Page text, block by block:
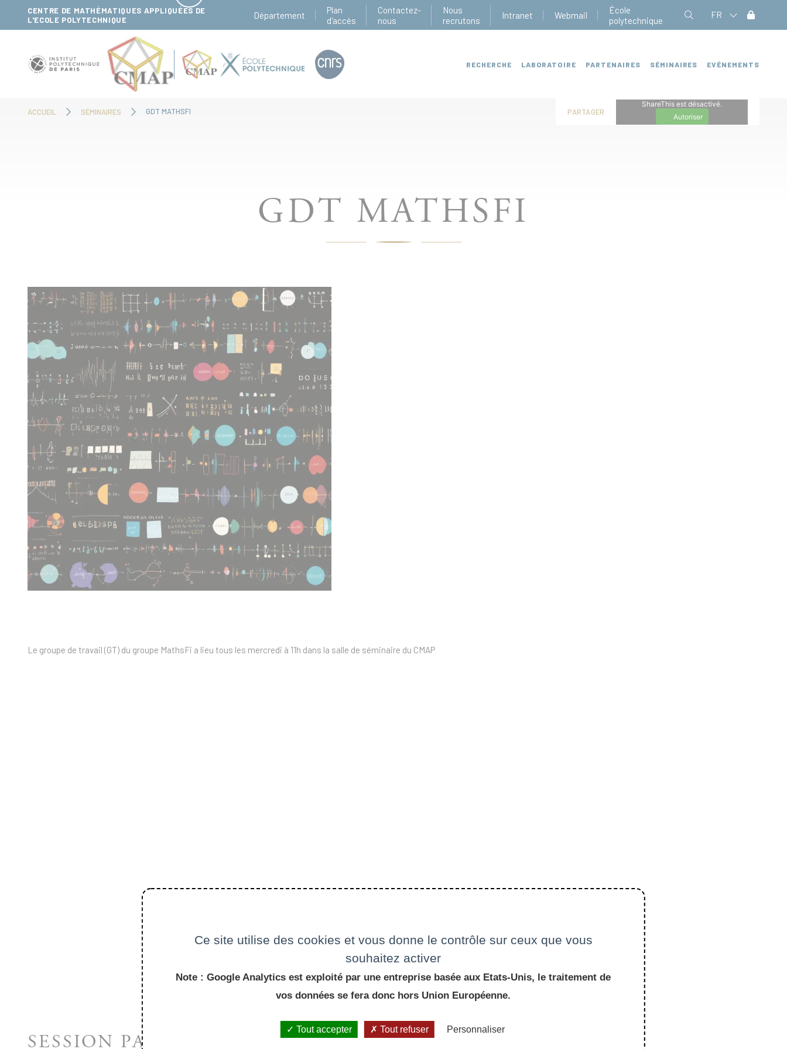
CENTRE DE MATHÉMATIQUES APPLIQUÉES DE
L'ECOLE POLYTECHNIQUE
Département
Plan
d'accès
Contactez-
nous
Nous
recrutons
Intranet Webmail
École
polytechnique
FR
RECHERCHE LABORATOIRE PARTENAIRES SÉMINAIRES EVÉNEMENTS
ACCUEIL SÉMINAIRES GDT MATHSFI PARTAGER
ShareThis est désactivé.
Autoriser
GDT MATHSFI
Le groupe de travail (GT) du groupe MathsFi a lieu tous les mercredi à 11h dans la salle de séminaire du CMAP
SESSION PASSÉES
Panneau de gestion des cookies
Ce site utilise des cookies et vous donne le contrôle sur ceux que vous
souhaitez activer
Note : Google Analytics est exploité par une entreprise basée aux Etats-Unis, le traitement de
vos données se fera donc hors Union Européenne.
Tout accepter Tout refuser Personnaliser